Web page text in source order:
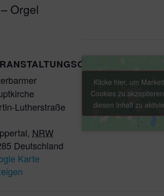
Orgel
Lutherstraße
, NRW
Deutschland
Karte
Klicke hier, um
Cookies zu
diesen Inhalt zu